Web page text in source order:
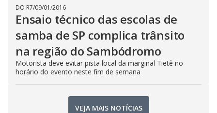
DO R7/09/01/2016
Ensaio técnico das escolas de
samba de SP complica trânsito
na região do Sambódromo
Motorista deve evitar pista local da marginal Tietê no
horário do evento neste fim de semana
VEJA MAIS NOTÍCIAS